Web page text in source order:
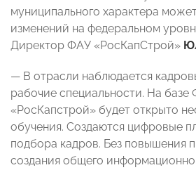
муниципального характера
изменений на федеральном
Директор ФАУ «РосКапСтрой»
— В отрасли наблюдается
рабочие специальности. На базе
«РосКапстрой» будет открыто
обучения. Создаются цифровые
подбора кадров. Без повышения
создания общего